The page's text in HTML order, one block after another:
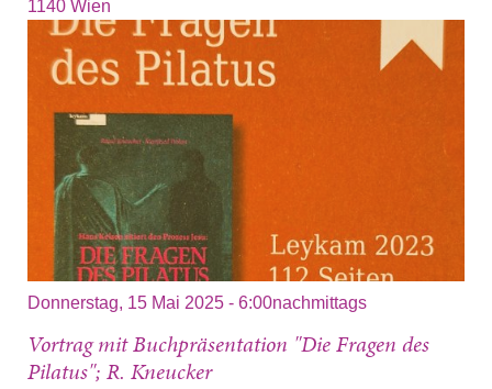
1140 Wien
Donnerstag, 15 Mai 2025 - 6:00nachmittags
Vortrag mit Buchpräsentation "Die Fragen des
Pilatus"; R. Kneucker